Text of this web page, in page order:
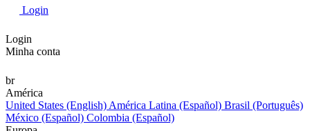
Login
Login
Minha conta
br
América
United States (English) América Latina (Español) Brasil (Português)
México (Español) Colombia (Español)